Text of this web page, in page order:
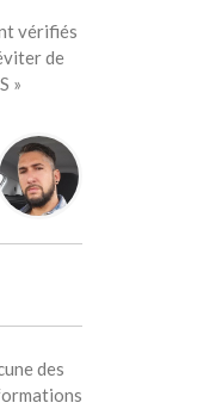
vérifiés
de
»
des